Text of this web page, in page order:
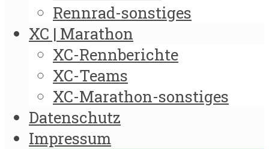
Rennrad-sonstiges
XC | Marathon
XC-Rennberichte
XC-Teams
XC-Marathon-sonstiges
Datenschutz
Impressum